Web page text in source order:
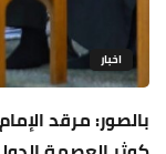
اخبار
بالصور: مرقد